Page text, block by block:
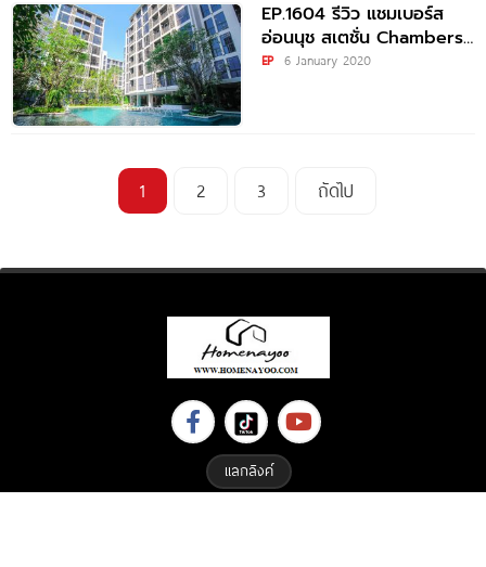
EP.1604 รีวิว แชมเบอร์ส
อ่อนนุช สเตชั่น Chambers
On-nut Station คอนโดใกล้
EP 6 January 2020
1 2 3 ถัดไป
แลกลิงค์